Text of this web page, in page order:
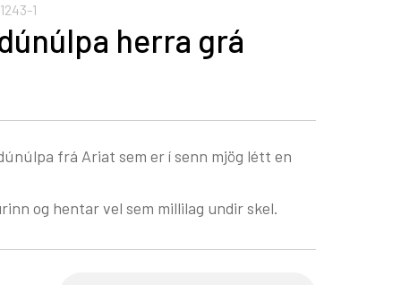
1
herra grá
frá Ariat sem er í senn mjög létt en
og hentar vel sem millilag undir skel.